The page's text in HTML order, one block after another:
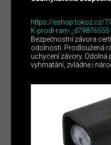
https://eshop.tokoz.cz/
K-prodl-ram-
Bezpečnostní závora
odolnosti. Prodloužená
uchycení závory. Odolná
vyhmatání, zvládne i